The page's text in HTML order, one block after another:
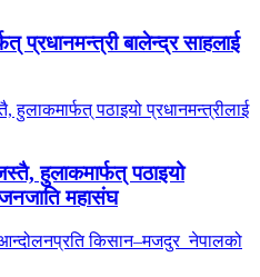
प्रधानमन्त्री बालेन्द्र साहलाई
हुलाकमार्फत् पठाइयो
जनजाति महासंघ